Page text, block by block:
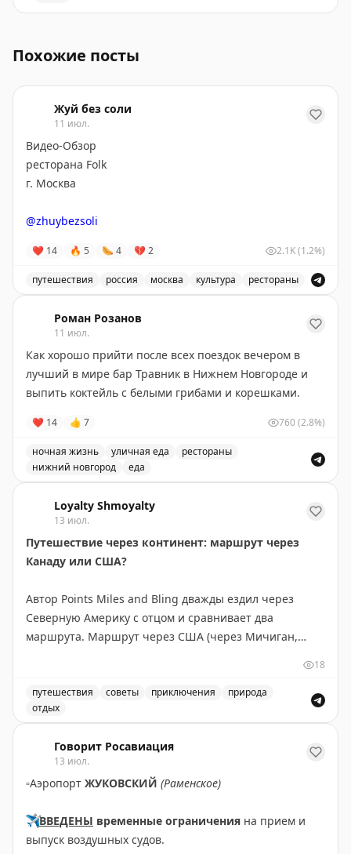
Похожие посты
Жуй без соли
11 июл.
Видео-Обзор
ресторана Folk
г. Москва
@zhuybezsoli
❤ 14 🔥 5 🌭 4 💔 2 2.1K(1.2%)
путешествия россия москва культура рестораны
Роман Розанов
11 июл.
Как хорошо прийти после всех поездок вечером в
лучший в мире бар Травник в Нижнем Новгороде и
выпить коктейль с белыми грибами и корешками.
❤ 14 👍 7 760(2.8%)
ночная жизнь уличная еда
рестораны
нижний новгород
еда
Loyalty Shmoyalty
13 июл.
Путешествие через континент: маршрут через
Канаду или США?
Автор Points Miles and Bling дважды ездил через
Северную Америку с отцом и сравнивает два
маршрута. Маршрут через США (через Мичиган,
экономнее по топливу — идеален, если спешите. Но
главное открытие — это не пейзажи, а люди и
неожиданные остановки. В маленьком городке
номер, а ужин превратился в экскурсию по винному
погребу. Канадский маршрут длиннее, но предлагает
более продолжительные красивые виды: озера и леса
Совет: если едите ради пейзажей — выбирайте
Канаду и выделите 5-6 дней, посетив малые города
18
путешествия советы приключения
природа
отдых
Говорит Росавиация
13 июл.
▫️Аэропорт ЖУКОВСКИЙ (Раменское)
✈️ВВЕДЕНЫ временные ограничения на прием и
выпуск воздушных судов.